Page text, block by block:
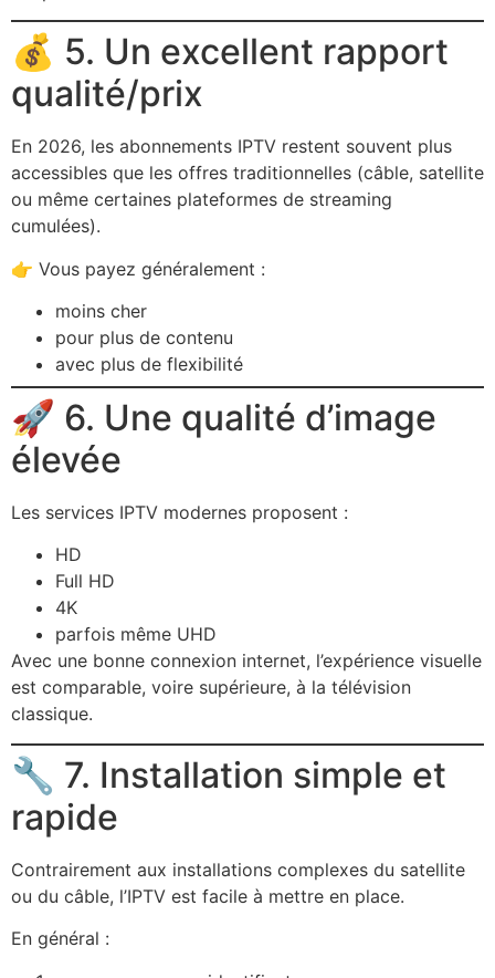
💰 5. Un excellent rapport
qualité/prix
En 2026, les abonnements IPTV restent souvent plus
accessibles que les offres traditionnelles (câble, satellite
ou même certaines plateformes de streaming
cumulées).
👉 Vous payez généralement :
moins cher
pour plus de contenu
avec plus de flexibilité
🚀 6. Une qualité d’image
élevée
Les services IPTV modernes proposent :
HD
Full HD
4K
parfois même UHD
Avec une bonne connexion internet, l’expérience visuelle
est comparable, voire supérieure, à la télévision
classique.
🔧 7. Installation simple et
rapide
Contrairement aux installations complexes du satellite
ou du câble, l’IPTV est facile à mettre en place.
En général :